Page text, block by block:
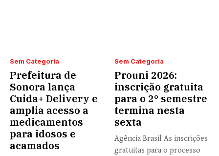
Sem Categoria
Prefeitura de
Sonora lança
Cuida+ Delivery e
amplia acesso a
medicamentos
para idosos e
acamados
Sem Categoria
Prouni 2026:
inscrição gratuita
para o 2º semestre
termina nesta
sexta
Agência Brasil As inscrições
gratuitas para o processo